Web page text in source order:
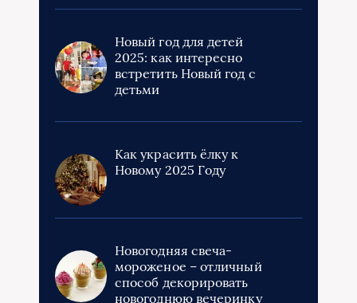
Новый год для детей
2025: как интересно
встретить Новый год с
детьми
Как украсить ёлку к
Новому 2025 Году
Новогодняя свеча-
мороженое – отличный
способ декорировать
новогоднюю вечеринку